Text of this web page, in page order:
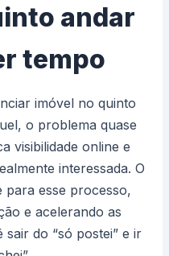
andar
tempo
imóvel no quinto
o problema quase
visibilidade online e
interessada. O
para esse processo,
e acelerando as
do “só postei” e ir